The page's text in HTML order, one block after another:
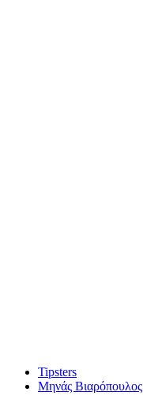
Tipsters
Μηνάς Βιαρόπουλος